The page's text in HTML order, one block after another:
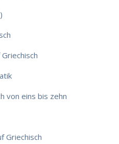
von eins bis zehn
Griechisch